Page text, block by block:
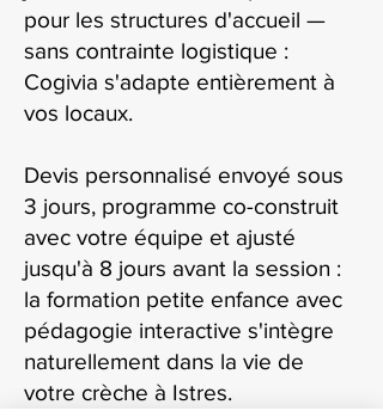
pour les structures d'accueil —
sans contrainte logistique :
Cogivia s'adapte entièrement à
vos locaux.
Devis personnalisé envoyé sous
3 jours, programme co-construit
avec votre équipe et ajusté
jusqu'à 8 jours avant la session :
la formation petite enfance avec
pédagogie interactive s'intègre
naturellement dans la vie de
votre crèche à Istres.